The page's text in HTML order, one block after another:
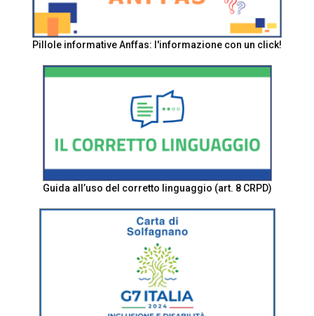
Pillole informative Anffas: l'informazione con un click!
Guida all’uso del corretto linguaggio (art. 8 CRPD)